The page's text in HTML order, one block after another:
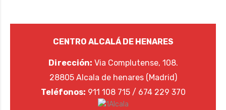
CENTRO ALCALÁ DE HENARES
Dirección: Via Complutense, 108.
28805 Alcala de henares (Madrid)
Teléfonos: 911 108 715 / 674 229 370